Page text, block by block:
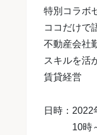
特別コラボ
ココだけで
不動産会社
スキルを活
賃貸経営
日時：2022
10時～